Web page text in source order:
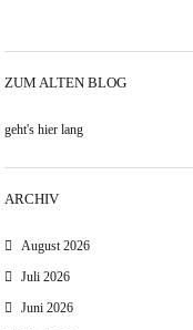
ZUM ALTEN BLOG
geht's hier lang
ARCHIV
August 2026
Juli 2026
Juni 2026